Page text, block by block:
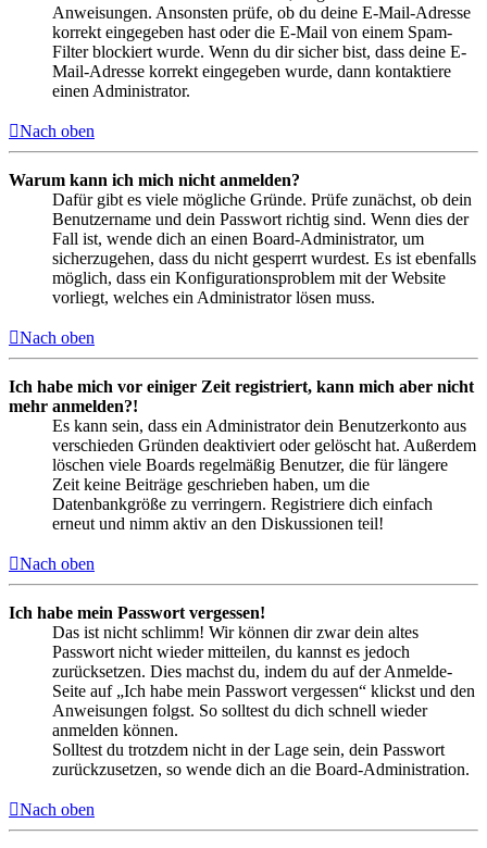
Anweisungen. Ansonsten prüfe, ob du deine E-Mail-Adresse
korrekt eingegeben hast oder die E-Mail von einem Spam-
Filter blockiert wurde. Wenn du dir sicher bist, dass deine E-
Mail-Adresse korrekt eingegeben wurde, dann kontaktiere
einen Administrator.
Nach oben
Warum kann ich mich nicht anmelden?
Dafür gibt es viele mögliche Gründe. Prüfe zunächst, ob dein
Benutzername und dein Passwort richtig sind. Wenn dies der
Fall ist, wende dich an einen Board-Administrator, um
sicherzugehen, dass du nicht gesperrt wurdest. Es ist ebenfalls
möglich, dass ein Konfigurationsproblem mit der Website
vorliegt, welches ein Administrator lösen muss.
Nach oben
Ich habe mich vor einiger Zeit registriert, kann mich aber nicht
mehr anmelden?!
Es kann sein, dass ein Administrator dein Benutzerkonto aus
verschieden Gründen deaktiviert oder gelöscht hat. Außerdem
löschen viele Boards regelmäßig Benutzer, die für längere
Zeit keine Beiträge geschrieben haben, um die
Datenbankgröße zu verringern. Registriere dich einfach
erneut und nimm aktiv an den Diskussionen teil!
Nach oben
Ich habe mein Passwort vergessen!
Das ist nicht schlimm! Wir können dir zwar dein altes
Passwort nicht wieder mitteilen, du kannst es jedoch
zurücksetzen. Dies machst du, indem du auf der Anmelde-
Seite auf „Ich habe mein Passwort vergessen“ klickst und den
Anweisungen folgst. So solltest du dich schnell wieder
anmelden können.
Solltest du trotzdem nicht in der Lage sein, dein Passwort
zurückzusetzen, so wende dich an die Board-Administration.
Nach oben